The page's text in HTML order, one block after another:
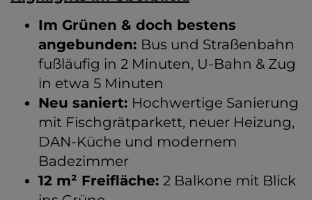
Im Grünen & doch bestens
angebunden: Bus und Straßenbahn
fußläufig in 2 Minuten, U-Bahn & Zug
in etwa 5 Minuten
Neu saniert: Hochwertige Sanierung
mit Fischgrätparkett, neuer Heizung,
DAN-Küche und modernem
Badezimmer
12 m² Freifläche: 2 Balkone mit Blick